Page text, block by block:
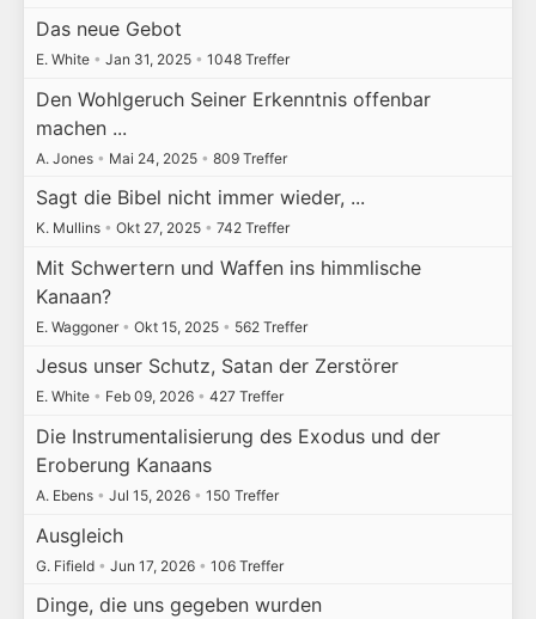
Das neue Gebot
E. White • Jan 31, 2025 • 1048 Treffer
Den Wohlgeruch Seiner Erkenntnis offenbar
machen ...
A. Jones • Mai 24, 2025 • 809 Treffer
Sagt die Bibel nicht immer wieder, ...
K. Mullins • Okt 27, 2025 • 742 Treffer
Mit Schwertern und Waffen ins himmlische
Kanaan?
E. Waggoner • Okt 15, 2025 • 562 Treffer
Jesus unser Schutz, Satan der Zerstörer
E. White • Feb 09, 2026 • 427 Treffer
Die Instrumentalisierung des Exodus und der
Eroberung Kanaans
A. Ebens • Jul 15, 2026 • 150 Treffer
Ausgleich
G. Fifield • Jun 17, 2026 • 106 Treffer
Dinge, die uns gegeben wurden